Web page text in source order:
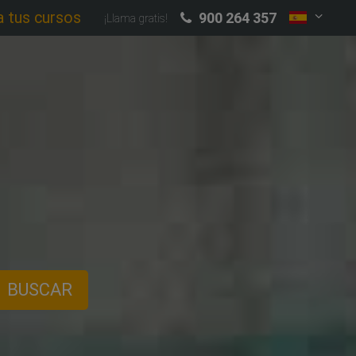
tus cursos ¡Llama gratis! 900 264 357
BUSCAR